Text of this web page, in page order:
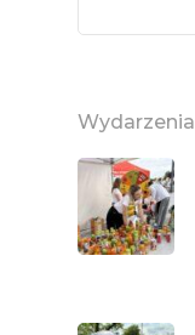
Wydarzenia